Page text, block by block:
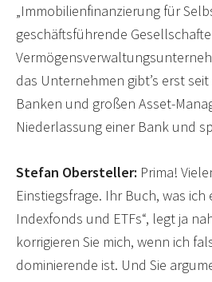
„Immobilienfinanzierung für
geschäftsführende
das Unternehmen gibt’s erst
Banken und großen Asset-
Niederlassung einer Bank und
Stefan Obersteller: Prima!
Einstiegsfrage. Ihr Buch, was
Indexfonds und ETFs“, legt ja
korrigieren Sie mich, wenn ich
dominierende ist. Und Sie